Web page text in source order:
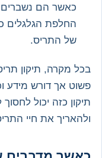
כאשר הם נשברים
החלפת הגלגלים
של התריס.
בכל מקרה, תיקון
פשוט אך דורש מידע
תיקון כזה יכול
ולהאריך את חיי